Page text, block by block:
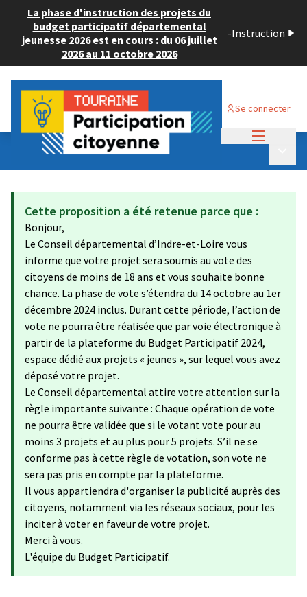
La phase d'instruction des projets du
budget participatif départemental
jeunesse 2026 est en cours : du 06 juillet
2026 au 11 octobre 2026
-Instruction
Se connecter
Budget Participatif JEUNESSE 2024
💡 Consulter les projets déposés
Cette proposition a été retenue parce que :
Bonjour,
Le Conseil départemental d’Indre-et-Loire vous
informe que votre projet sera soumis au vote des
citoyens de moins de 18 ans et vous souhaite bonne
chance. La phase de vote s’étendra du 14 octobre au 1er
décembre 2024 inclus. Durant cette période, l’action de
vote ne pourra être réalisée que par voie électronique à
partir de la plateforme du Budget Participatif 2024,
espace dédié aux projets « jeunes », sur lequel vous avez
déposé votre projet.
Le Conseil départemental attire votre attention sur la
règle importante suivante : Chaque opération de vote
ne pourra être validée que si le votant vote pour au
moins 3 projets et au plus pour 5 projets. S’il ne se
conforme pas à cette règle de votation, son vote ne
sera pas pris en compte par la plateforme.
Il vous appartiendra d'organiser la publicité auprès des
citoyens, notamment via les réseaux sociaux, pour les
inciter à voter en faveur de votre projet.
Merci à vous.
L'équipe du Budget Participatif.